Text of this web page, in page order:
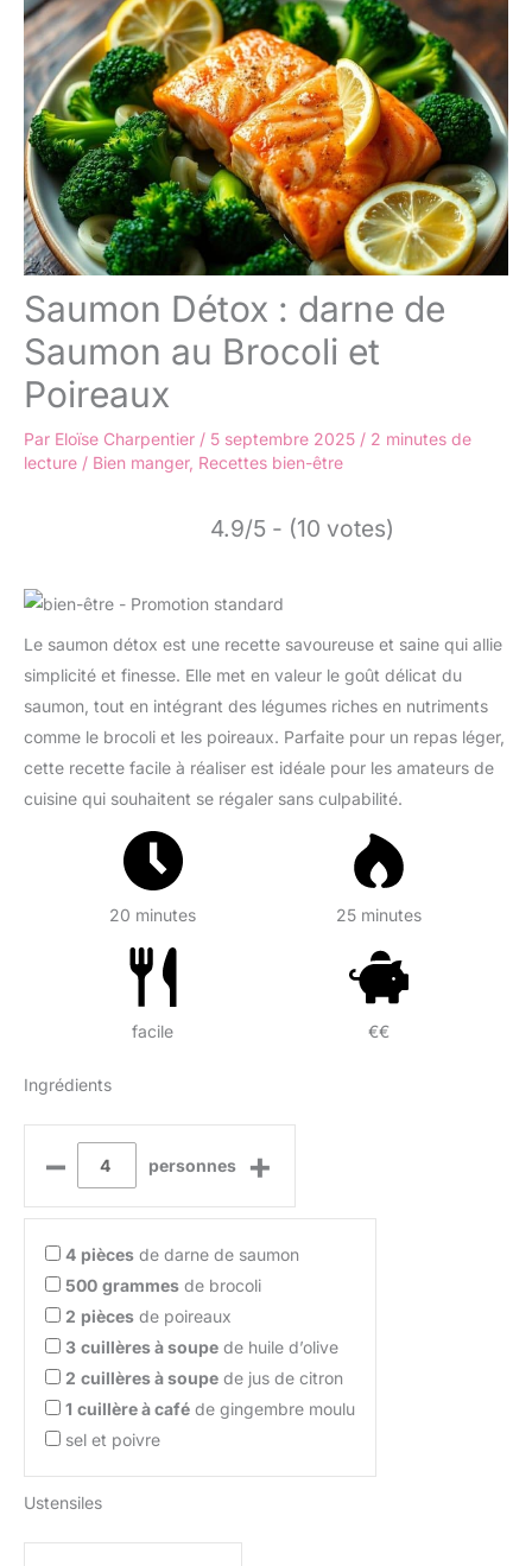
Saumon Détox : darne de
Saumon au Brocoli et
Poireaux
Par Eloïse Charpentier / 5 septembre 2025 / 2 minutes de
lecture / Bien manger, Recettes bien-être
4.9/5 - (10 votes)
Le saumon détox est une recette savoureuse et saine qui allie
simplicité et finesse. Elle met en valeur le goût délicat du
saumon, tout en intégrant des légumes riches en nutriments
comme le brocoli et les poireaux. Parfaite pour un repas léger,
cette recette facile à réaliser est idéale pour les amateurs de
cuisine qui souhaitent se régaler sans culpabilité.
20 minutes 25 minutes
facile €€
Ingrédients
– personnes +
4 pièces de darne de saumon
500 grammes de brocoli
2 pièces de poireaux
3 cuillères à soupe de huile d’olive
2 cuillères à soupe de jus de citron
1 cuillère à café de gingembre moulu
sel et poivre
Ustensiles